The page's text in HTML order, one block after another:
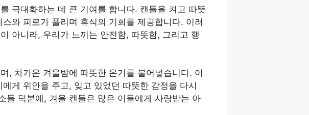
극대화하는 데 큰 기여를 합니다. 캔들을 켜고 따뜻
와 피로가 풀리며 휴식의 기회를 제공합니다. 이러
아니라, 우리가 느끼는 안전함, 따뜻함, 그리고 행
, 차가운 겨울밤에 따뜻한 온기를 불어넣습니다. 이
게 위안을 주고, 잊고 있었던 따뜻한 감정을 다시
들 덕분에, 겨울 캔들은 많은 이들에게 사랑받는 아